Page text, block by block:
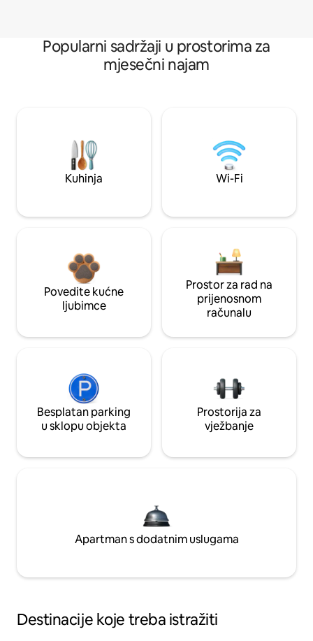
Popularni sadržaji u prostorima za
mjesečni najam
Kuhinja Wi-Fi
Povedite kućne
ljubimce
Prostor za rad na
prijenosnom
računalu
Besplatan parking
u sklopu objekta
Prostorija za
vježbanje
Apartman s dodatnim uslugama
Destinacije koje treba istražiti